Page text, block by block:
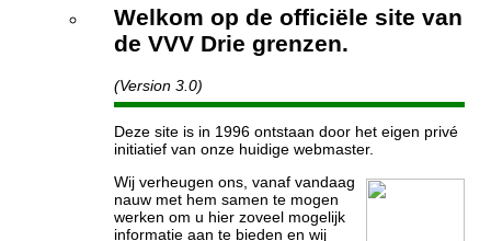
Welkom op de officiële site van
de VVV Drie grenzen.
(Version 3.0)
Deze site is in 1996 ontstaan door het eigen privé
initiatief van onze huidige webmaster.
Wij verheugen ons, vanaf vandaag
nauw met hem samen te mogen
werken om u hier zoveel mogelijk
informatie aan te bieden en wij